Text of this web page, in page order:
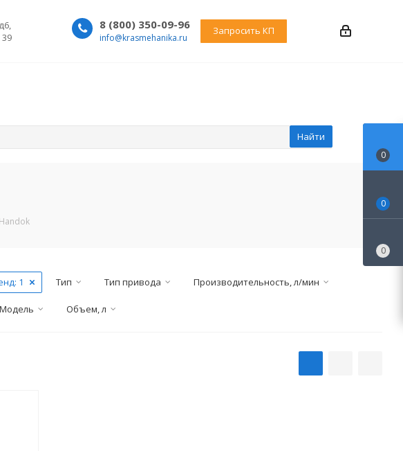
8 (800) 350-09-96
info@krasmehanika.ru
Запросить КП
Найти
: 1 Тип Тип привода Производительность, л/мин
Модель Объем, л
0
0
0